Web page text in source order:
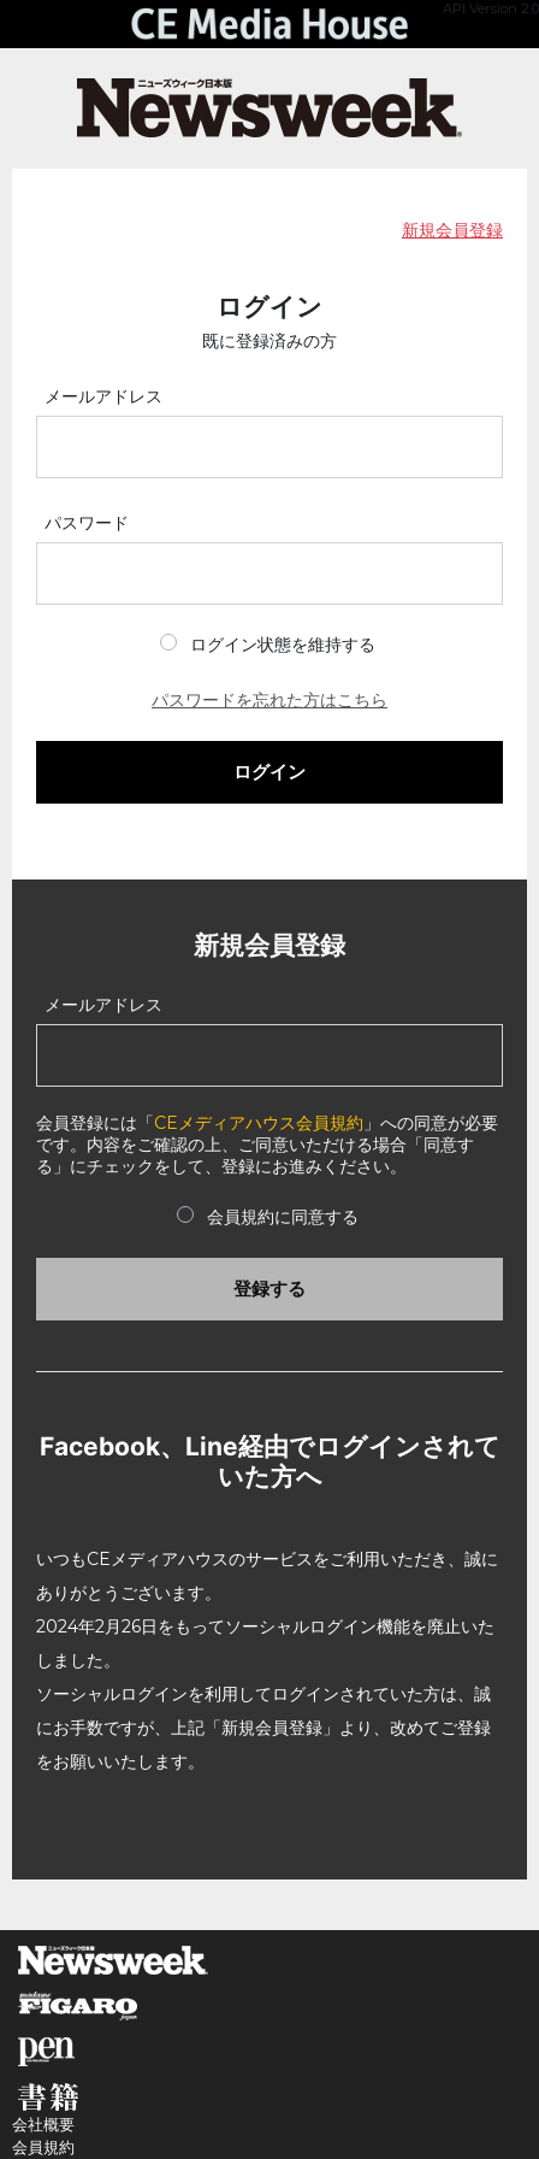
API Version 2.0
新規会員登録
ログイン
既に登録済みの方
メールアドレス
パスワード
ログイン状態を維持する
パスワードを忘れた方はこちら
ログイン
新規会員登録
メールアドレス
会員登録には「CEメディアハウス会員規約 」への同意が必要
です。内容をご確認の上、ご同意いただける場合「同意す
る」にチェックをして、登録にお進みください。
会員規約に同意する
登録する
Facebook、Line経由でログインされて
いた方へ
いつもCEメディアハウスのサービスをご利用いただき、誠に
ありがとうございます。
2024年2月26日をもってソーシャルログイン機能を廃止いた
しました。
ソーシャルログインを利用してログインされていた方は、誠
にお手数ですが、上記「新規会員登録」より、改めてご登録
をお願いいたします。
会社概要
会員規約